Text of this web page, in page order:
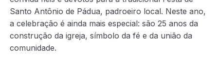
Santo Antônio de Pádua, padroeiro local. Neste ano,
a celebração é ainda mais especial: são 25 anos da
construção da igreja, símbolo da fé e da união da
comunidade.